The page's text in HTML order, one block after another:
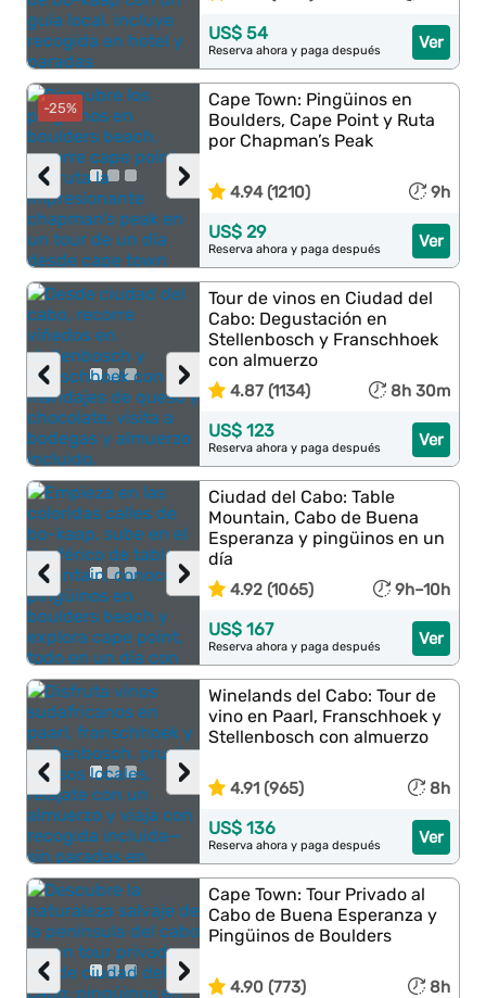
Ver
US$ 54
Reserva ahora y paga después
-25%
›
‹
Cape Town: Pingüinos en
Boulders, Cape Point y Ruta
por Chapman’s Peak
4.94 (1210) 9h
Ver
US$ 29
Reserva ahora y paga después
›
‹
Tour de vinos en Ciudad del
Cabo: Degustación en
Stellenbosch y Franschhoek
con almuerzo
4.87 (1134) 8h 30m
Ver
US$ 123
Reserva ahora y paga después
›
‹
Ciudad del Cabo: Table
Mountain, Cabo de Buena
Esperanza y pingüinos en un
día
4.92 (1065) 9h–10h
Ver
US$ 167
Reserva ahora y paga después
›
‹
Winelands del Cabo: Tour de
vino en Paarl, Franschhoek y
Stellenbosch con almuerzo
4.91 (965) 8h
Ver
US$ 136
Reserva ahora y paga después
›
‹
Cape Town: Tour Privado al
Cabo de Buena Esperanza y
Pingüinos de Boulders
4.90 (773) 8h